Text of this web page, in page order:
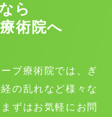
ら
術院へ
ブ療術院では、ぎ
の乱れなど様々な
ずはお気軽にお問